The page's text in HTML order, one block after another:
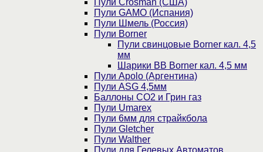
Пули Crosman (США)
Пули GAMO (Испания)
Пули Шмель (Россия)
Пули Borner
Пули свинцовые Borner кал. 4,5
мм
Шарики BB Borner кал. 4,5 мм
Пули Apolo (Аргентина)
Пули ASG 4,5мм
Баллоны CO2 и Грин газ
Пули Umarex
Пули 6мм для страйкбола
Пули Gletcher
Пули Walther